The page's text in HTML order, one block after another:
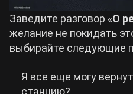
Заведите разговор «О
желание не покидать
выбирайте следующие
Я все еще могу
станцию?